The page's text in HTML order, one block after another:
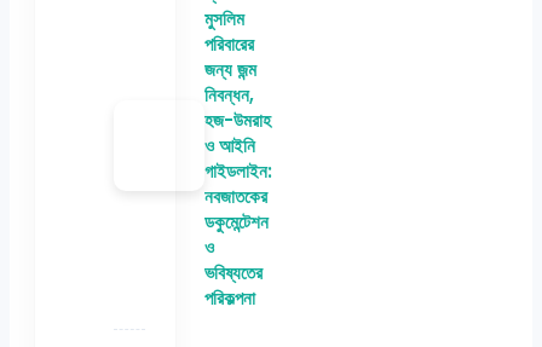
মুসলিম
পরিবারের
জন্য জন্ম
নিবন্ধন,
হজ-উমরাহ
ও আইনি
গাইডলাইন:
নবজাতকের
ডকুমেন্টেশন
ও
ভবিষ্যতের
পরিকল্পনা